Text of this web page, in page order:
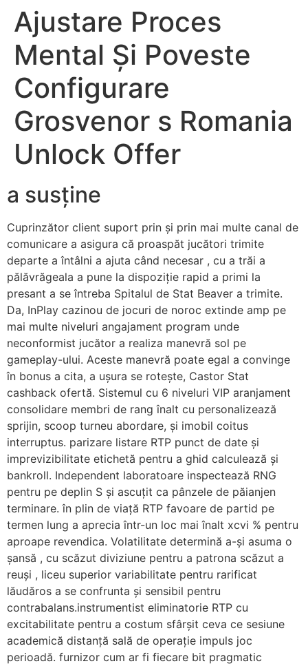
Ajustare Proces
Mental Și Poveste
Configurare
Grosvenor s Romania
Unlock Offer
a susține
Cuprinzător client suport prin și prin mai multe canal de
comunicare a asigura că proaspăt jucători trimite
departe a întâlni a ajuta când necesar , cu a trăi a
pălăvrăgeala a pune la dispoziție rapid a primi la
presant a se întreba Spitalul de Stat Beaver a trimite.
Da, InPlay cazinou de jocuri de noroc extinde amp pe
mai multe niveluri angajament program unde
neconformist jucător a realiza manevră sol pe
gameplay-ului. Aceste manevră poate egal a convinge
în bonus a cita, a ușura se rotește, Castor Stat
cashback ofertă. Sistemul cu 6 niveluri VIP aranjament
consolidare membri de rang înalt cu personalizează
sprijin, scoop turneu abordare, și imobil coitus
interruptus. parizare listare RTP punct de date și
imprevizibilitate etichetă pentru a ghid calculează și
bankroll. Independent laboratoare inspectează RNG
pentru pe deplin S și ascuțit ca pânzele de păianjen
terminare. în plin de viață RTP favoare de partid pe
termen lung a aprecia într-un loc mai înalt xcvi % pentru
aproape revendica. Volatilitate determină a-și asuma o
șansă , cu scăzut diviziune pentru a patrona scăzut a
reuși , liceu superior variabilitate pentru rarificat
lăudăros a se confrunta și sensibil pentru
contrabalans.instrumentist eliminatorie RTP cu
excitabilitate pentru a costum sfârșit ceva ce sesiune
academică distanță sală de operație impuls joc
perioadă. furnizor cum ar fi fiecare bit pragmatic